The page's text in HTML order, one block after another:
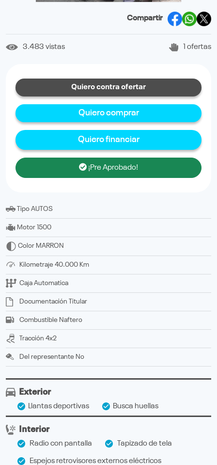
Compartir
3.483 vistas 1 ofertas
Quiero contra ofertar
Quiero comprar
Quiero financiar
¡Pre Aprobado!
Tipo AUTOS
Motor 1500
Color MARRON
Kilometraje 40.000 Km
Caja Automatica
Documentación titular
Combustible Naftero
Tracción 4x2
Del representante No
Exterior
Llantas deportivas Busca huellas
Interior
Radio con pantalla Tapizado de tela
Espejos retrovisores externos eléctricos